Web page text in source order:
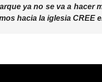
ya no se va a hacer
hacia la iglesia CREE